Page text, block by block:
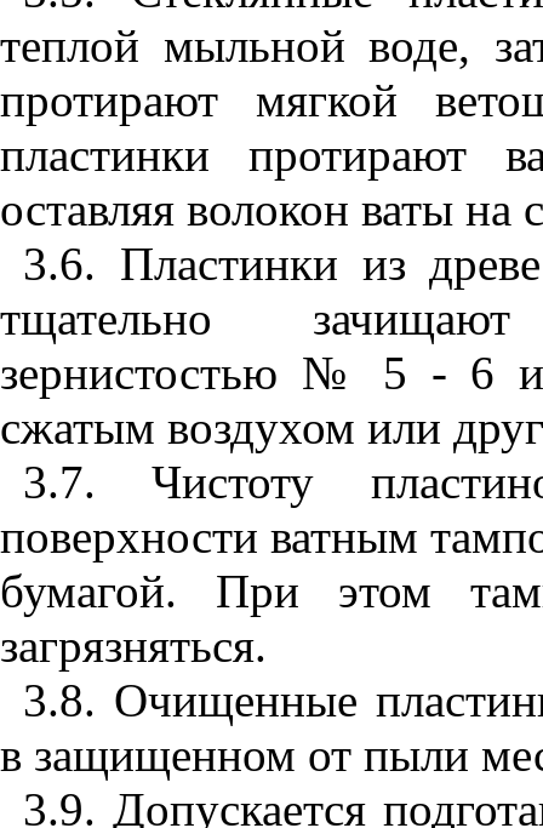
теплой мыльной воде,
протирают мягкой
пластинки протирают
оставляя волокон ваты на
3.6. Пластинки из
тщательно
зернистостью № 5 - 6
сжатым воздухом или
3.7. Чистоту
поверхности ватным
бумагой. При этом
загрязняться.
3.8. Очищенные
в защищенном от пыли
3.9. Допускается